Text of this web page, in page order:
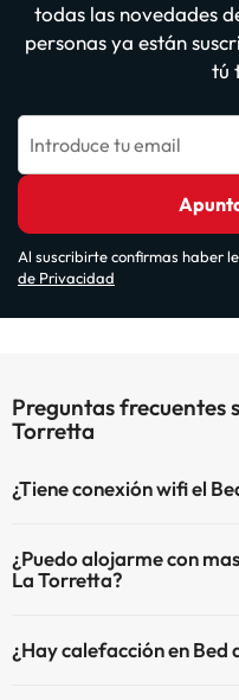
todas las novedades
personas ya están
tú
Introduce tu email
Al suscribirte confirmas haber
de Privacidad
Preguntas frecuentes
Torretta
¿Tiene conexión wifi el
¿Puedo alojarme con
La Torretta?
¿Hay calefacción en